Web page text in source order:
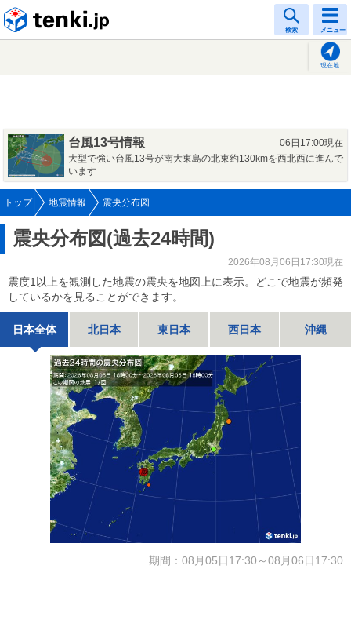
検索 メニュー
現在地
台風13号情報
06日17:00現在
大型で強い台風13号が南大東島の北東約130kmを西北西に進んで
います
トップ 地震情報 震央分布図
震央分布図(過去24時間)
2026年08月06日17:30現在
震度1以上を観測した地震の震央を地図上に表示。どこで地震が頻発
しているかを見ることができます。
日本全体 北日本 東日本 西日本 沖縄
期間：08月05日17:30～08月06日17:30